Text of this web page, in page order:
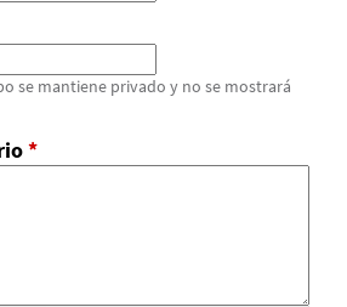
se mantiene privado y no se mostrará
*